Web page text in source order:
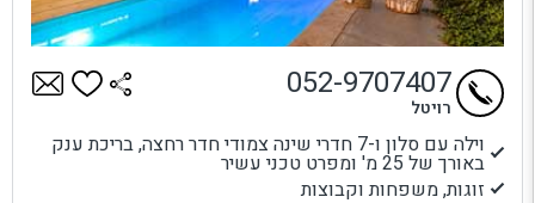
וילה עם סלון ו-7 חדרי שינה צמודי חדר רחצה, בריכת ענק
באורך של 25 מ' ומפרט טכני עשיר
זוגות, משפחות וקבוצות
052-9707407
רויטל